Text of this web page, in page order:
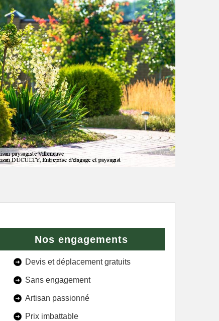
Nos engagements
Devis et déplacement gratuits
Sans engagement
Artisan passionné
Prix imbattable